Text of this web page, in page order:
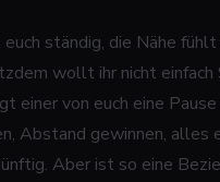
ständig, die Nähe
wollt ihr nicht einfach
einer von euch eine
Abstand gewinnen, alles
Aber ist so eine